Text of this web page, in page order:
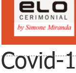
Covid-